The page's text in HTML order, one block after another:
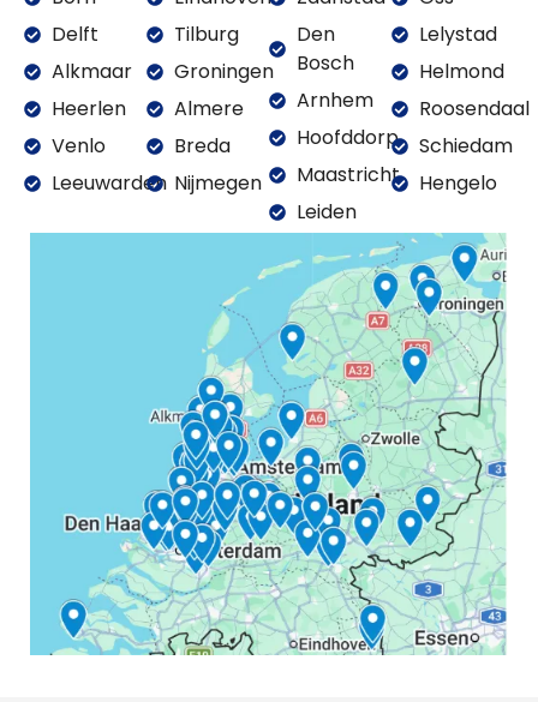
Delft
Alkmaar
Heerlen
Venlo
Leeuwarden
Tilburg
Groningen
Almere
Breda
Nijmegen
Den
Bosch
Arnhem
Hoofddorp
Maastricht
Leiden
Lelystad
Helmond
Roosendaal
Schiedam
Hengelo